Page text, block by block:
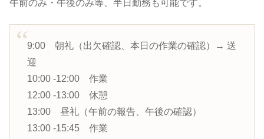
午前のみ・午後のみ等、半日勤務も可能です。
9:00 朝礼（出欠確認、本日の作業の確認）→ 送
迎
10:00 -12:00 作業
12:00 -13:00 休憩
13:00 昼礼（午前の報告、午後の確認）
13:00 -15:45 作業